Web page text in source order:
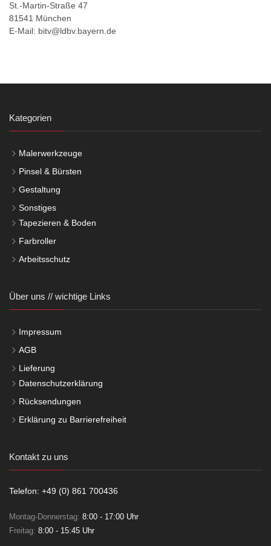
St.-Martin-Straße 47
81541 München
E-Mail: bitv@ldbv.bayern.de
Kategorien
Malerwerkzeuge
Pinsel & Bürsten
Gestaltung
Sonstiges
Tapezieren & Boden
Farbroller
Arbeitsschutz
Über uns // wichtige Links
Impressum
AGB
Lieferung
Datenschutzerklärung
Rücksendungen
Erklärung zu Barrierefreiheit
Kontakt zu uns
Telefon: +49 (0) 861 700436
Montag-Donnerstag: 8:00 - 17:00 Uhr
Freitag: 8:00 - 15:45 Uhr